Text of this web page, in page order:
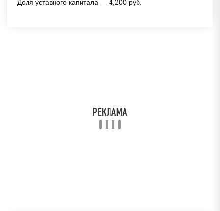
Доля уставного капитала — 4,200 руб.